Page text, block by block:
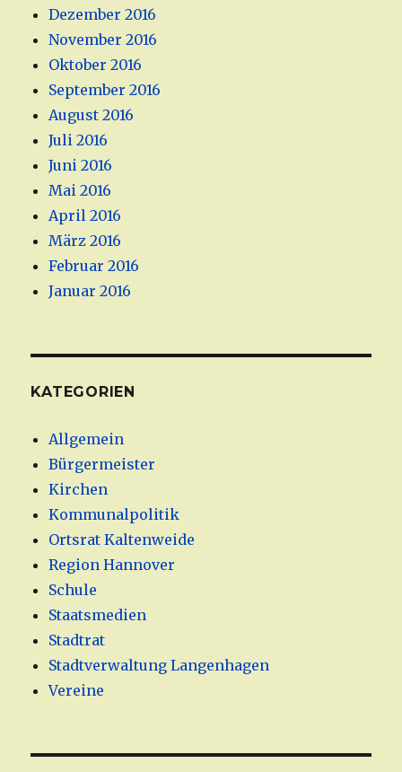
Dezember 2016
November 2016
Oktober 2016
September 2016
August 2016
Juli 2016
Juni 2016
Mai 2016
April 2016
März 2016
Februar 2016
Januar 2016
KATEGORIEN
Allgemein
Bürgermeister
Kirchen
Kommunalpolitik
Ortsrat Kaltenweide
Region Hannover
Schule
Staatsmedien
Stadtrat
Stadtverwaltung Langenhagen
Vereine